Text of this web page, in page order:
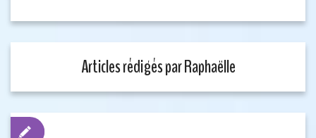
Articles rédigés par Raphaëlle